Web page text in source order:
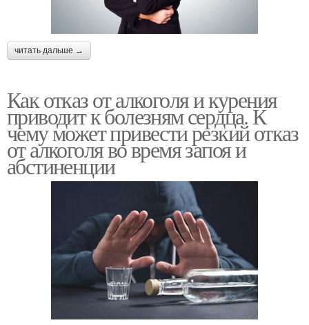
читать дальше →
Как отказ от алкоголя и курения
приводит к болезням сердца. К
чему может привести резкий отказ
от алкоголя во время запоя и
абстиненции